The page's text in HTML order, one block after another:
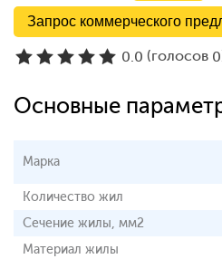
Запрос коммерческого
0.0 (голосов 0
Основные
Марка
Количество жил
Сечение жилы, мм2
Материал жилы